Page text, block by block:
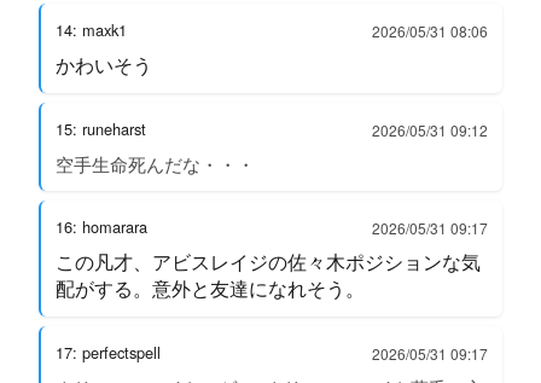
14: maxk1 2026/05/31 08:06
かわいそう
15: runeharst 2026/05/31 09:12
空手生命死んだな・・・
16: homarara 2026/05/31 09:17
この凡才、アビスレイジの佐々木ポジションな気
配がする。意外と友達になれそう。
17: perfectspell 2026/05/31 09:17